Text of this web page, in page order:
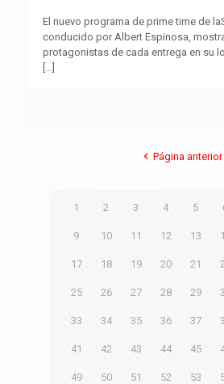
El nuevo programa de prime time de
conducido por Albert Espinosa,
protagonistas de cada entrega en su
[…]
Página anterior
1 2 3 4 5
9 10 11 12 13
17 18 19 20 21
25 26 27 28 29
33 34 35 36 37
41 42 43 44 45
49 50 51 52 53